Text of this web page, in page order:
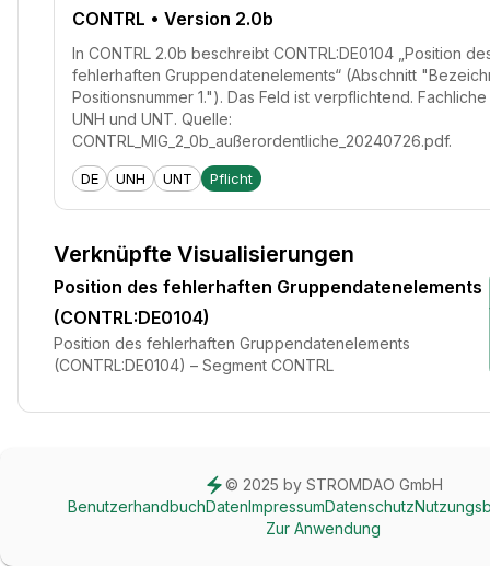
CONTRL • Version 2.0b
In CONTRL 2.0b beschreibt CONTRL:DE0104 „Position
fehlerhaften Gruppendatenelements“ (Abschnitt
Positionsnummer 1."). Das Feld ist verpflichtend.
UNH und UNT. Quelle:
CONTRL_MIG_2_0b_außerordentliche_20240726.pdf.
DE UNH UNT Pflicht
Verknüpfte Visualisierungen
Position des fehlerhaften Gruppendatenelements
(CONTRL:DE0104)
Position des fehlerhaften Gruppendatenelements
(CONTRL:DE0104) – Segment CONTRL
© 2025 by STROMDAO GmbH
BenutzerhandbuchDatenImpressumDatenschutz
Zur Anwendung